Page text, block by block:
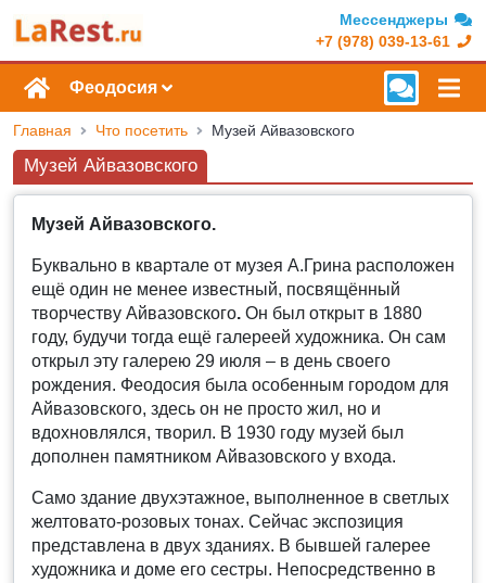
Мессенджеры
+7 (978) 039-13-61
Феодосия
Главная Что посетить Музей Айвазовского
Музей Айвазовского
Музей Айвазовского.
Буквально в квартале от музея А.Грина расположен
ещё один не менее известный, посвящённый
творчеству Айвазовского. Он был открыт в 1880
году, будучи тогда ещё галереей художника. Он сам
открыл эту галерею 29 июля – в день своего
рождения. Феодосия была особенным городом для
Айвазовского, здесь он не просто жил, но и
вдохновлялся, творил. В 1930 году музей был
дополнен памятником Айвазовского у входа.
Само здание двухэтажное, выполненное в светлых
желтовато-розовых тонах. Сейчас экспозиция
представлена в двух зданиях. В бывшей галерее
художника и доме его сестры. Непосредственно в